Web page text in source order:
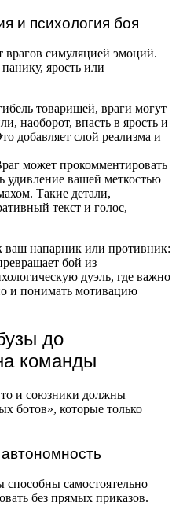
и психология боя
симуляцией эмоций.
ярость или
товарищей, враги могут
наоборот, впасть в ярость и
добавляет слой реализма и
может прокомментировать
удивление вашей меткостью
Такие детали,
текст и голос,
ваш напарник или противник:
бой из
дуэль, где важно
и понимать мотивацию
до
команды
то и союзники должны
ботов», которые только
самостоятельно
без прямых приказов.